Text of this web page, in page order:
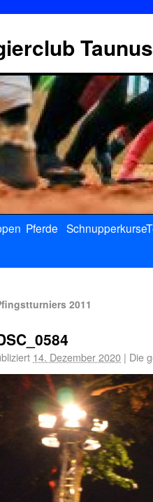
Pferde Schnupperkurse
2011
14. Dezember 2020 | Die